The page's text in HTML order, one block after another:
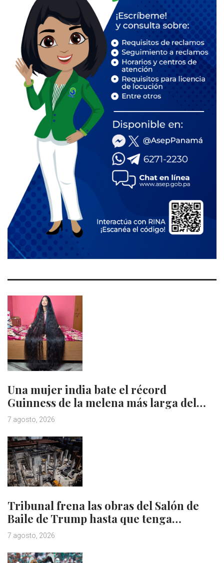
Una mujer india bate el récord
Guinness de la melena más larga del…
7 agosto, 2026
Tribunal frena las obras del Salón de
Baile de Trump hasta que tenga…
7 agosto, 2026